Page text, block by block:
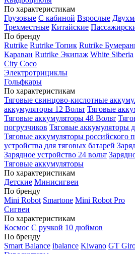
По характеристикам
Грузовые С кабиной Взрослые
Трехместные Китайские
По бренду
Rutrike Rutrike Топик Rutrike
Караван Rutrike Экипаж White Siberia
City Coco
Электротрициклы
Гольфкары
По характеристикам
Тяговые свинцово-кислотные
аккумуляторы 12 Вольт Тяговые
Тяговые аккумуляторы 48 Вольт
погрузчиков Тяговые аккумуляторы
Тяговые аккумуляторы российского
устройства для тяговых батарей
Зарядное устройство 24 вольт
Тяговые аккумуляторы
По характеристикам
Детские Минисигвеи
По бренду
Mini Robot Smartone Mini Robot Pro
Сигвеи
По характеристикам
Космос С ручкой 10 дюймов
По бренду
Smart Balance ibalance Kiwano GT